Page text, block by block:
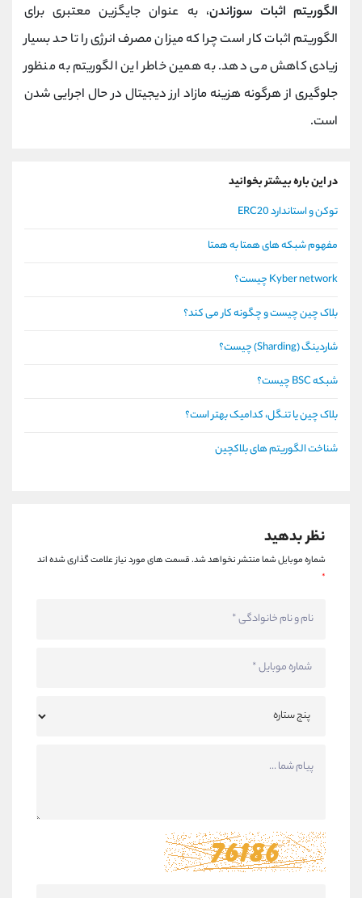
الگوریتم اثبات سوزاندن، به عنوان جایگزین معتبری برای
الگوریتم اثبات کار است چرا که میزان مصرف انرژی را تا حد بسیار
زیادی کاهش می دهد. به همین خاطر این الگوریتم به منظور
جلوگیری از هرگونه هزینه مازاد ارز دیجیتال در حال اجرایی شدن
است.
در این باره بیشتر بخوانید
توکن و استاندارد ERC20
مفهوم شبکه های همتا به همتا
Kyber network چیست؟
بلاک چین چیست و چگونه کار می کند؟
شاردینگ (Sharding) چیست؟
شبکه BSC چیست؟
بلاک چین یا تنگل، کدامیک بهتر است؟
شناخت الگوریتم های بلاکچین
نظر بدهید
شماره موبایل شما منتشر نخواهد شد.قسمت های مورد نیاز علامت گذاری شده اند
*